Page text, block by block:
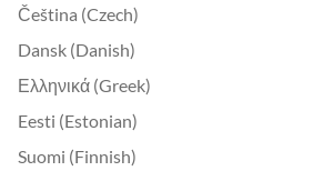
Čeština (Czech)
Dansk (Danish)
Ελληνικά (Greek)
Eesti (Estonian)
Suomi (Finnish)